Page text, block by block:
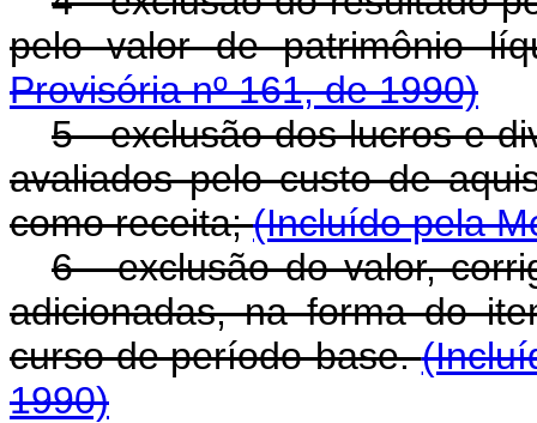
pelo valor de patrimônio
Provisória nº 161, de 1990)
5 - exclusão dos lucros e
avaliados pelo custo de
como receita;(Incluído pela
6 - exclusão do valor,
adicionadas, na forma do
curso de período-base.
1990)